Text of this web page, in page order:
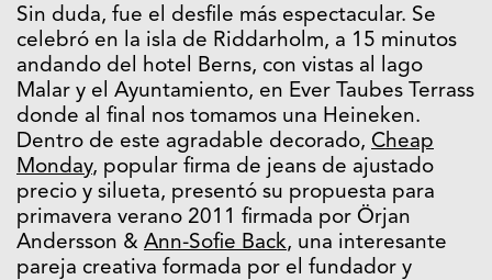
Sin duda, fue el desfile más espectacular. Se
celebró en la isla de Riddarholm, a 15 minutos
andando del hotel Berns, con vistas al lago
Malar y el Ayuntamiento, en Ever Taubes Terrass
donde al final nos tomamos una Heineken.
Dentro de este agradable decorado, Cheap
Monday, popular firma de jeans de ajustado
precio y silueta, presentó su propuesta para
primavera verano 2011 firmada por Örjan
Andersson & Ann-Sofie Back, una interesante
pareja creativa formada por el fundador y